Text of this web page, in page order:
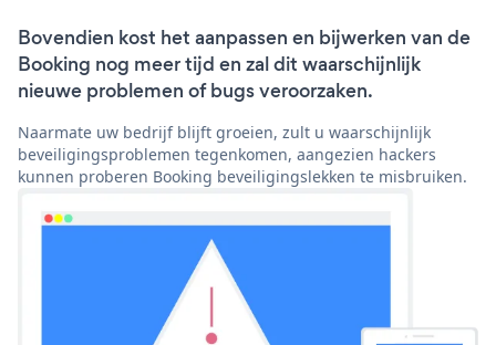
Bovendien kost het aanpassen en bijwerken van de
Booking nog meer tijd en zal dit waarschijnlijk
nieuwe problemen of bugs veroorzaken.
Naarmate uw bedrijf blijft groeien, zult u waarschijnlijk
beveiligingsproblemen tegenkomen, aangezien hackers
kunnen proberen Booking beveiligingslekken te misbruiken.